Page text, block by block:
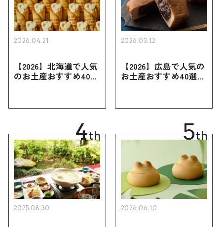
2026.04.21
【2026】北海道で人気
のお土産おすすめ40選
買えない限定品、女性
2026.03.12
【2026】広島で人気の
お土産おすすめ40選｜
き用、女性向けまで幅
4th
2025.08.30
5th
2026.06.10